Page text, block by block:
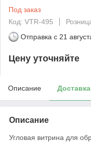
Под заказ
Код: VTR-495
Отправка с 21
Цену уточняйте
Описание Доставка
Описание
Угловая витрина для